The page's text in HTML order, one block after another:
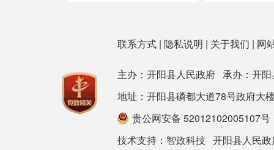
联系方式| 隐私说明 | 关于我们 | 网
主办：开阳县人民政府 承办：开
地址：开阳县磷都大道78号政府
贵公网安备 52012102005107号
技术支持： 智政科技 开阳县人民